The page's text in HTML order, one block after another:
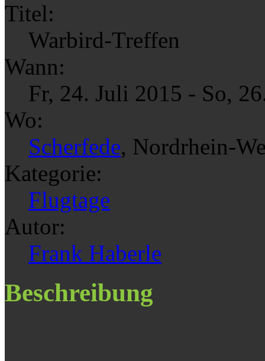
Titel:
Warbird-Treffen
Wann:
Fr, 24. Juli 2015 - So,
Wo:
Scherfede, Nordrhein-
Kategorie:
Flugtage
Autor:
Frank Haberle
Beschreibung